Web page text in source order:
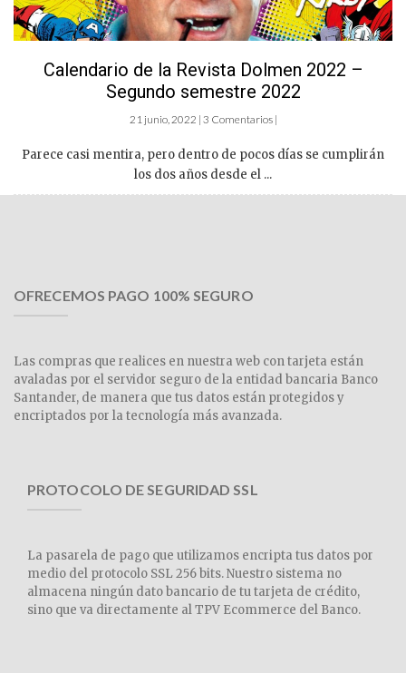
Calendario de la Revista Dolmen 2022 –
Segundo semestre 2022
21 junio, 2022 | 3 Comentarios |
Parece casi mentira, pero dentro de pocos días se cumplirán
los dos años desde el ...
OFRECEMOS PAGO 100% SEGURO
Las compras que realices en nuestra web con tarjeta están
avaladas por el servidor seguro de la entidad bancaria Banco
Santander, de manera que tus datos están protegidos y
encriptados por la tecnología más avanzada.
PROTOCOLO DE SEGURIDAD SSL
La pasarela de pago que utilizamos encripta tus datos por
medio del protocolo SSL 256 bits. Nuestro sistema no
almacena ningún dato bancario de tu tarjeta de crédito,
sino que va directamente al TPV Ecommerce del Banco.